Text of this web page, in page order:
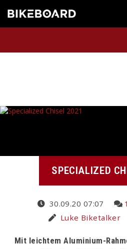
SPECIALIZED
30.09.20 07:07
Luke Biketalker
Mit leichtem Aluminium-